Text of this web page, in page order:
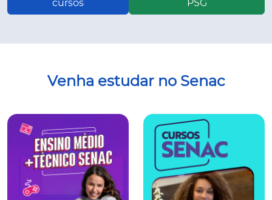
cursos
PSG
Venha estudar no Senac